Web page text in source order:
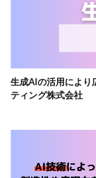
生成AIの活用によ
ティング株式会社